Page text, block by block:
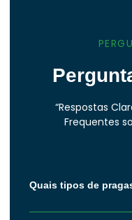
“Respostas
Frequentes
Quais tipos de